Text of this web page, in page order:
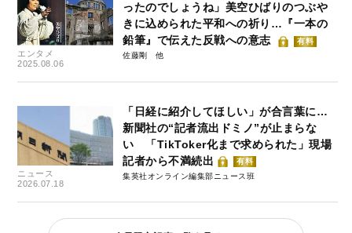
エンタメ
2025.08.06
ったのでしょうね」美空ひばりのつぶや
きに込められた平和への祈り…『一本の
鉛筆』で伝えた反戦への意志
有料
佐藤剛
ニュース
2026.07.18
「日経に紹介してほしい」が合言葉に…
新聞社の“記者流出ドミノ”が止まらな
い 「TikToker化まで求められた」現場
記者から不満続出
有料
集英社オンライン編集部ニュース班